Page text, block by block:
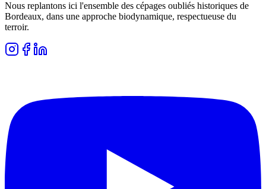
Nous replantons ici l'ensemble des cépages oubliés historiques de
Bordeaux, dans une approche biodynamique, respectueuse du
terroir.